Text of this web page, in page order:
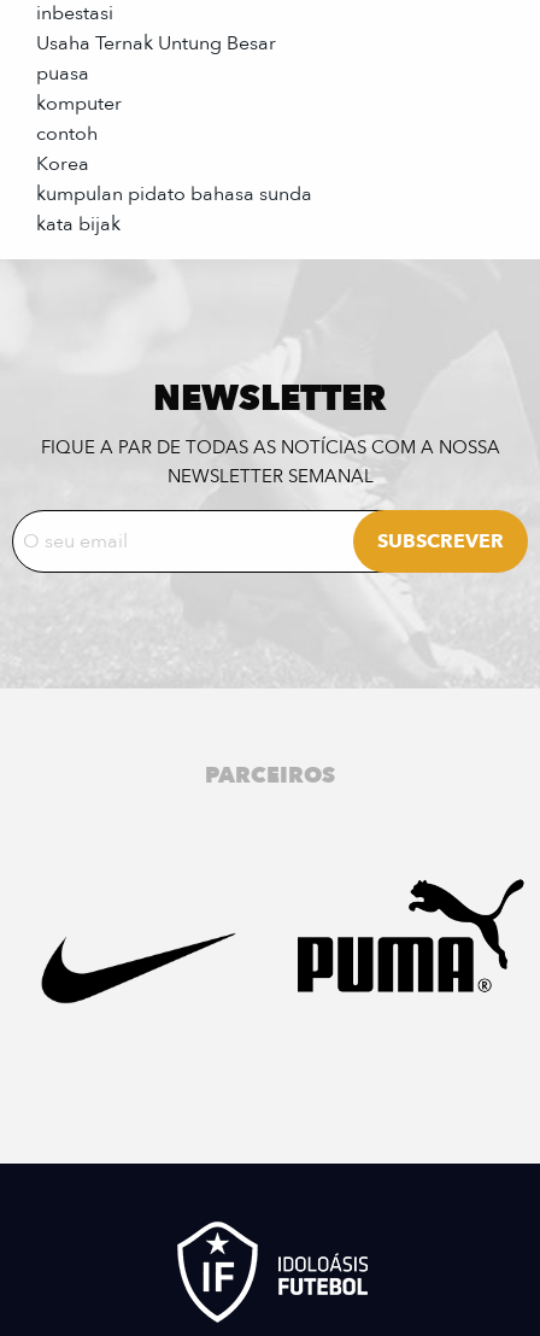
inbestasi
Usaha Ternak Untung Besar
puasa
komputer
contoh
Korea
kumpulan pidato bahasa sunda
kata bijak
NEWSLETTER
FIQUE A PAR DE TODAS AS NOTÍCIAS COM A NOSSA
NEWSLETTER SEMANAL
PARCEIROS